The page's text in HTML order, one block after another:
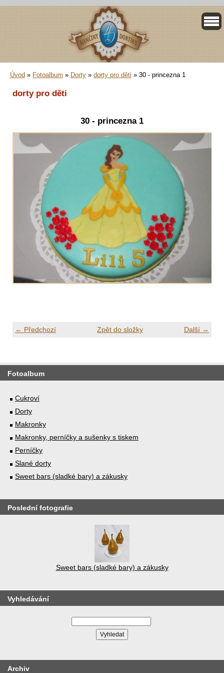
Úvod » Fotoalbum » Dorty » dorty pro děti » 30 - princezna 1
dorty pro děti
30 - princezna 1
← Předchozí Další →
Zpět do složky
Fotoalbum
Cukroví
Dorty
Makronky
Makronky, perníčky a sušenky s tiskem
Perníčky
Slané dorty
Sweet bars (sladké bary) a zákusky
Poslední fotografie
Sweet bars (sladké bary) a zákusky
Vyhledávání
Archiv